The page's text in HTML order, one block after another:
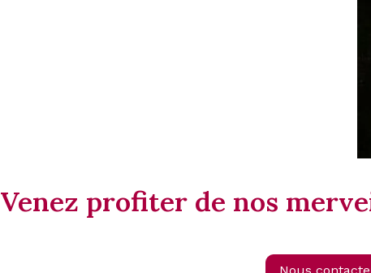
Venez profiter de nos
Nous